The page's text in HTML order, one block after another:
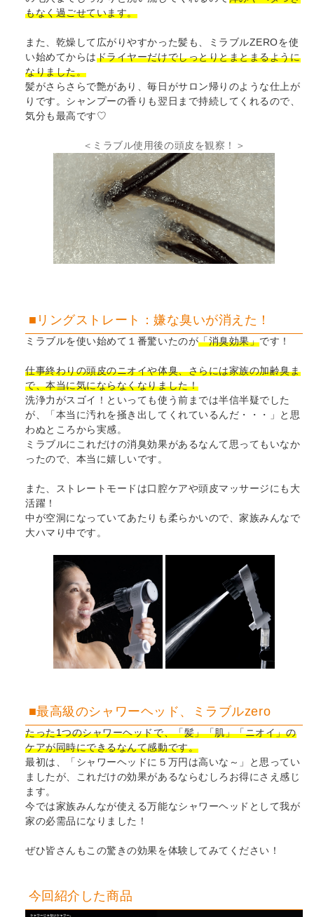
もなく過ごせています。
また、乾燥して広がりやすかった髪も、ミラブルZEROを使
い始めてからはドライヤーだけでしっとりとまとまるように
なりました。
髪がさらさらで艶があり、毎日がサロン帰りのような仕上が
りです。シャンプーの香りも翌日まで持続してくれるので、
気分も最高です♡
＜ミラブル使用後の頭皮を観察！＞
■リングストレート：嫌な臭いが消えた！
ミラブルを使い始めて１番驚いたのが「消臭効果」です！
仕事終わりの頭皮のニオイや体臭、さらには家族の加齢臭ま
で、本当に気にならなくなりました！
洗浄力がスゴイ！といっても使う前までは半信半疑でした
が、「本当に汚れを掻き出してくれているんだ・・・」と思
わぬところから実感。
ミラブルにこれだけの消臭効果があるなんて思ってもいなか
ったので、本当に嬉しいです。
また、ストレートモードは口腔ケアや頭皮マッサージにも大
活躍！
中が空洞になっていてあたりも柔らかいので、家族みんなで
大ハマり中です。
■最高級のシャワーヘッド、ミラブルzero
たった1つのシャワーヘッドで、「髪」「肌」「ニオイ」の
ケアが同時にできるなんて感動です。
最初は、「シャワーヘッドに５万円は高いな～」と思ってい
ましたが、これだけの効果があるならむしろお得にさえ感じ
ます。
今では家族みんなが使える万能なシャワーヘッドとして我が
家の必需品になりました！
ぜひ皆さんもこの驚きの効果を体験してみてください！
今回紹介した商品